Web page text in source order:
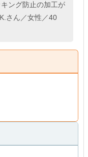
ング防止の加工が
さん／女性／40